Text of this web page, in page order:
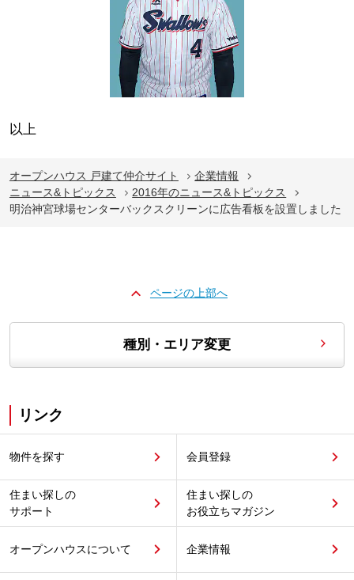
以上
オープンハウス 戸建て仲介サイト
企業情報
ニュース&トピックス
2016年のニュース&トピックス
明治神宮球場センターバックスクリーンに広告看板を設置しました
ページの上部へ
種別・エリア変更
リンク
物件を探す 会員登録
住まい探しの
サポート
住まい探しの
お役立ちマガジン
オープンハウスについて 企業情報